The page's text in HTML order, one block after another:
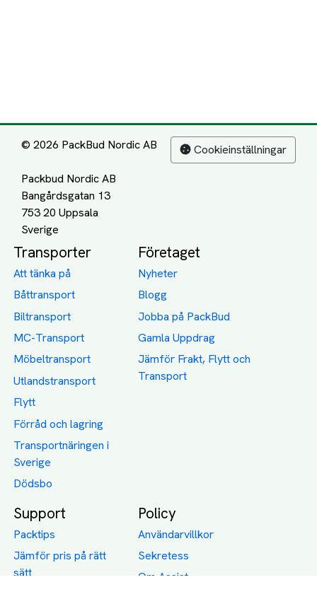
© 2026 PackBud Nordic AB
Packbud Nordic AB
Bangårdsgatan 13
753 20 Uppsala
Cookieinställningar
Transporter
Att tänka på
Båttransport
Biltransport
MC-Transport
Möbeltransport
Utlandstransport
Flytt
Förråd och lagring
Transportnäringen i
Sverige
Dödsbo
Företaget
Nyheter
Blogg
Jobba på PackBud
Gamla Uppdrag
Jämför Frakt, Flytt och
Transport
Support
Packtips
Jämför pris på rätt
sätt
Policy
Användarvillkor
Sekretess
Om Assist